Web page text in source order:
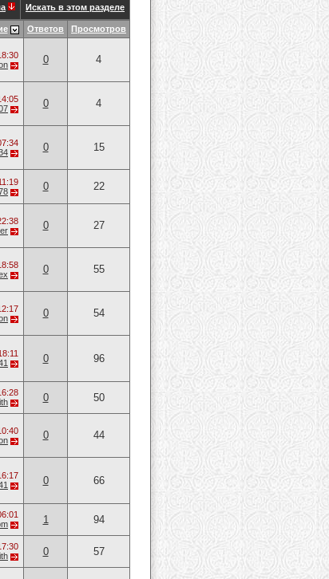
Искать в этом разделе
Ответов Просмотров
0 4
0 4
0 15
0 22
0 27
0 55
0 54
0 96
0 50
0 44
0 66
1 94
0 57